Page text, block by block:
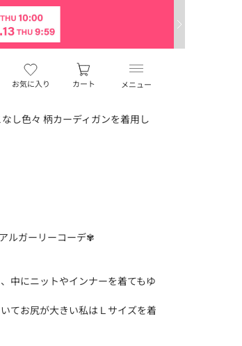
メニュー
お気に入り カート
し色々 柄カーディガンを着用し
ルガーリーコーデ✾
中にニットやインナーを着てもゆ
てお尻が大きい私はＬサイズを着